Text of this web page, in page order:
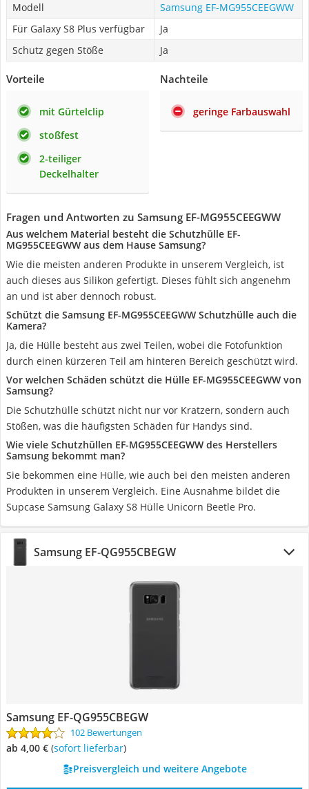
Modell
Samsung EF-MG955CEEGWW
Für Galaxy S8 Plus verfügbar
Ja
Schutz gegen Stöße
Ja
Vorteile
mit Gürtelclip
stoßfest
2-teiliger
Deckelhalter
Nachteile
geringe Farbauswahl
Fragen und Antworten zu Samsung EF-MG955CEEGWW
Aus welchem Material besteht die Schutzhülle EF-
MG955CEEGWW aus dem Hause Samsung?
Wie die meisten anderen Produkte in unserem Vergleich, ist
auch dieses aus Silikon gefertigt. Dieses fühlt sich angenehm
an und ist aber dennoch robust.
Schützt die Samsung EF-MG955CEEGWW Schutzhülle auch die
Kamera?
Ja, die Hülle besteht aus zwei Teilen, wobei die Fotofunktion
durch einen kürzeren Teil am hinteren Bereich geschützt wird.
Vor welchen Schäden schützt die Hülle EF-MG955CEEGWW von
Samsung?
Die Schutzhülle schützt nicht nur vor Kratzern, sondern auch
Stößen, was die häufigsten Schäden für Handys sind.
Wie viele Schutzhüllen EF-MG955CEEGWW des Herstellers
Samsung bekommt man?
Sie bekommen eine Hülle, wie auch bei den meisten anderen
Produkten in unserem Vergleich. Eine Ausnahme bildet die
Supcase Samsung Galaxy S8 Hülle Unicorn Beetle Pro.
Samsung EF-QG955CBEGW
Samsung EF-QG955CBEGW
102 Bewertungen
ab 4,00 € ( Sofort lieferbar)
Preisvergleich und weitere Angebote